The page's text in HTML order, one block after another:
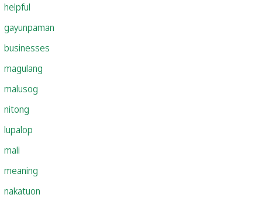
helpful
gayunpaman
businesses
magulang
malusog
nitong
lupalop
mali
meaning
nakatuon